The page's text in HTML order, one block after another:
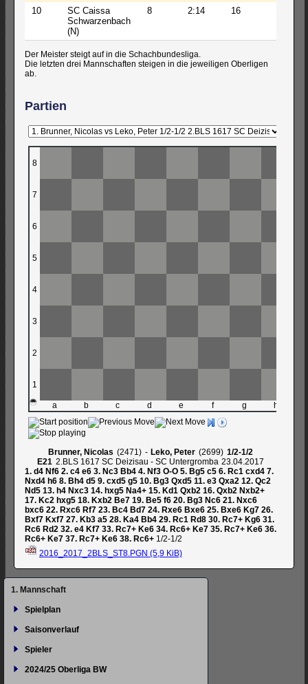
10
SC Caissa
Schwarzenbach
(N)
8 2:14 16
Der Meister steigt auf in die Schachbundesliga.
Die letzten drei Mannschaften steigen in die jeweiligen Oberligen
ab.
Partien
8
7
6
5
4
3
2
1
a b c d e f g h
Brunner, Nicolas 2471 - Leko, Peter 2699
1/2-1/2
E21 2.BLS 1617 SC Deizisau - SC Untergromba 23.04.2017
1. d4 Nf6 2. c4 e6 3. Nc3 Bb4 4. Nf3 O-O 5. Bg5 c5 6. Rc1 cxd4 7.
Nxd4 h6 8. Bh4 d5 9. cxd5 g5 10. Bg3 Qxd5 11. e3 Qxa2 12. Qc2
Nd5 13. h4 Nxc3 14. hxg5 Na4+ 15. Kd1 Qxb2 16. Qxb2 Nxb2+
17. Kc2 hxg5 18. Kxb2 Be7 19. Be5 f6 20. Bg3 Nc6 21. Nxc6
bxc6 22. Rxc6 Rf7 23. Bc4 Bd7 24. Rxe6 Bxe6 25. Bxe6 Kg7 26.
Bxf7 Kxf7 27. Kb3 a5 28. Ka4 Bb4 29. Rc1 Rd8 30. Rc7+ Kg6 31.
Rc6 Rd2 32. e4 Kf7 33. Rc7+ Ke6 34. Rc6+ Ke7 35. Rc7+ Ke6 36.
Rc6+ Ke7 37. Rc7+ Ke6 38. Rc6+ 1/2-1/2
2016_2017_2BLS_ST8.PGN (5,9 KiB)
Navigation
1. Mannschaft
Spielplan
Saisonverlauf
Spieler
2024/25 Oberliga BW